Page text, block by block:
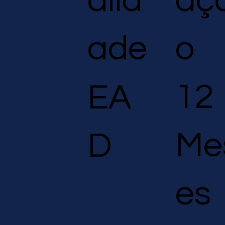
ade
EA
D
o
12
es